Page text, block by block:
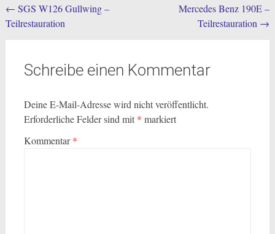
Post
navigation
← SGS W126 Gullwing –
Teilrestauration
Mercedes Benz 190E –
Teilrestauration →
Schreibe einen Kommentar
Deine E-Mail-Adresse wird nicht veröffentlicht.
Erforderliche Felder sind mit * markiert
Kommentar*